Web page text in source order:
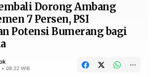
AKSARA
NASIONAL
Dorong Ambang
7 Persen, PSI
Potensi Bumerang bagi
08:22 WIB